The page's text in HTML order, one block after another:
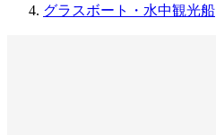
グラスボート・水中観光船